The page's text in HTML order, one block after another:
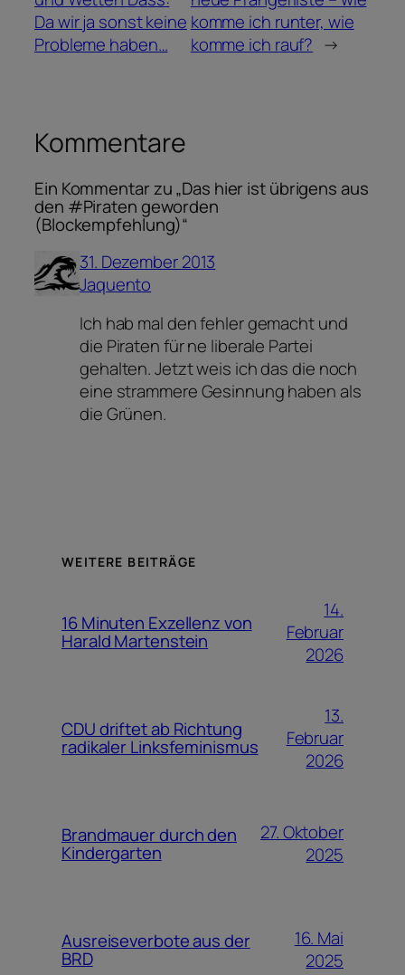
Da wir ja sonst keine
Probleme haben…
komme ich runter, wie
komme ich rauf? →
Kommentare
Ein Kommentar zu „Das hier ist übrigens aus
den #Piraten geworden
(Blockempfehlung)“
31. Dezember 2013
Jaquento
Ich hab mal den fehler gemacht und
die Piraten für ne liberale Partei
gehalten. Jetzt weis ich das die noch
eine strammere Gesinnung haben als
die Grünen.
WEITERE BEITRÄGE
16 Minuten Exzellenz von
Harald Martenstein
14.
Februar
2026
CDU driftet ab Richtung
radikaler Linksfeminismus
13.
Februar
2026
Brandmauer durch den
Kindergarten
27. Oktober
2025
Ausreiseverbote aus der
BRD
16. Mai
2025